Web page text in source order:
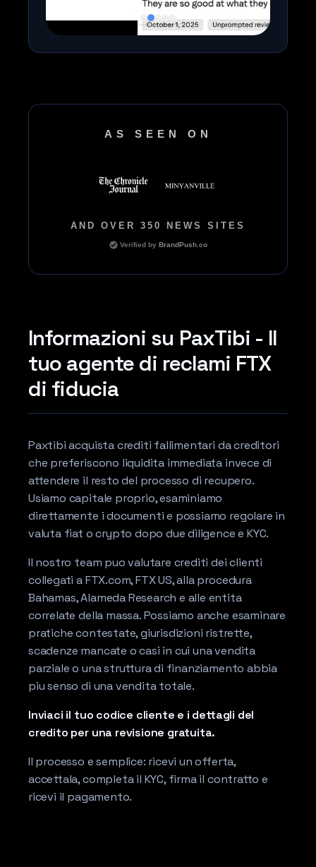
AS SEEN ON
AND OVER 350 NEWS SITES
Verified by BrandPush.co
Informazioni su PaxTibi - Il
tuo agente di reclami FTX
di fiducia
Paxtibi acquista crediti fallimentari da creditori
che preferiscono liquidita immediata invece di
attendere il resto del processo di recupero.
Usiamo capitale proprio, esaminiamo
direttamente i documenti e possiamo regolare in
valuta fiat o crypto dopo due diligence e KYC.
Il nostro team puo valutare crediti dei clienti
collegati a FTX.com, FTX US, alla procedura
Bahamas, Alameda Research e alle entita
correlate della massa. Possiamo anche esaminare
pratiche contestate, giurisdizioni ristrette,
scadenze mancate o casi in cui una vendita
parziale o una struttura di finanziamento abbia
piu senso di una vendita totale.
Inviaci il tuo codice cliente e i dettagli del
credito per una revisione gratuita.
Il processo e semplice: ricevi un offerta,
accettala, completa il KYC, firma il contratto e
ricevi il pagamento.